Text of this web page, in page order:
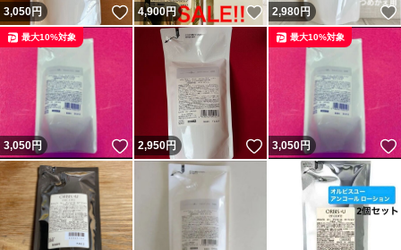
3,050円 いいね！
4,900円 いいね！
2,980円
3,050円 いいね！
最大10%対象
2,950円 いいね！
3,050円
最大10%対象